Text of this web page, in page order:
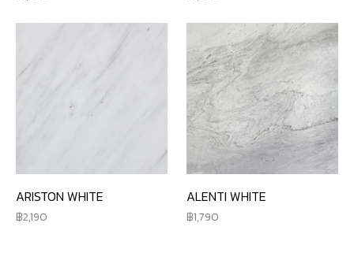
ARISTON WHITE
2,190
ALENTI WHITE
1,790